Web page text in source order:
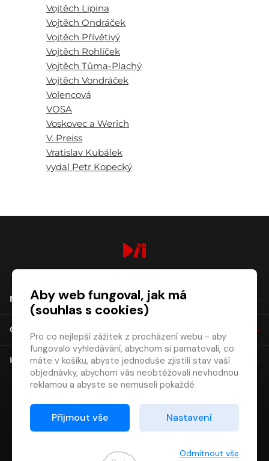
Vojtěch Lipina
Vojtěch Ondráček
Vojtěch Přívětivý
Vojtěch Rohlíček
Vojtěch Tůma-Plachý
Vojtěch Vondráček
Volencová
VOSA
Voskovec a Werich
V. Preiss
Vratislav Kubálek
vydal Petr Kopecký
NÁKUP
O SPOLEČNOSTI
KONTAKT
Aby web fungoval, jak má
(souhlas s cookies)
Pro co nejlepší zážitek z procházení webu - aby
fungovalo vyhledávání, abychom si pamatovali, co
máte v košíku, abyste jednoduše zjistili stav vaší
objednávky, abychom vás neobtěžovali nevhodnou
reklamou a abyste se nemuseli pokaždé
Proto od vás potřebujeme souhlas se
zpracováním souborů cookies
Děkujeme, že nám ho dáte a pomůžete nám tak
Přijmout vše Nastavení
Odmítnout vše